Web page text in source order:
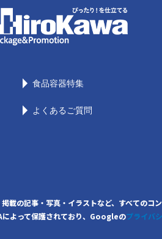
食品容器特集
よくあるご質問
事・写真・イラストなど、すべてのコン
よって保護されており、Googleのプライバ